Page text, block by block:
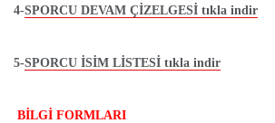
4-SPORCU DEVAM ÇİZELGESİ tıkla indir
5-SPORCU İSİM LİSTESİ tıkla indir
BİLGİ FORMLARI